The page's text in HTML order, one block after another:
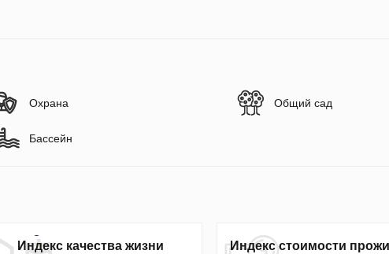
Охрана Общий сад
Бассейн
Индекс качества жизни Индекс стоимости